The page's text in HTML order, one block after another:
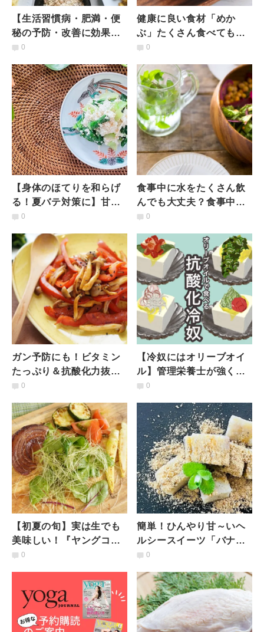
【生活習慣病・肥満・便
秘の予防・改善に効果
大】主食を工夫するだけ
術」
0
健康に良い食材「めか
ぶ」たくさん食べても
OK？気になる【食べすぎ
養士が解説
0
【身体のほてりを和らげ
る！夏バテ対策に】甘く
ない！ごま油の風味が食
え」レシピ
0
食事中に水をたくさん飲
んでも大丈夫？食事中に
水を飲むメリットとデメ
説
0
ガン予防にも！ビタミン
たっぷり＆抗酸化力抜群
【赤パプリカ】の栄養を
シピ
0
【冷奴にはオリーブオイ
ル】管理栄養士が強く推
したい、夕食の「もう一
奴4選
0
【初夏の旬】実は生でも
美味しい！『ヤングコー
ンのヒゲサラダ』
0
簡単！ひんやり甘～いヘ
ルシースイーツ「バナナ
わらび餅」レシピ【夏バ
0